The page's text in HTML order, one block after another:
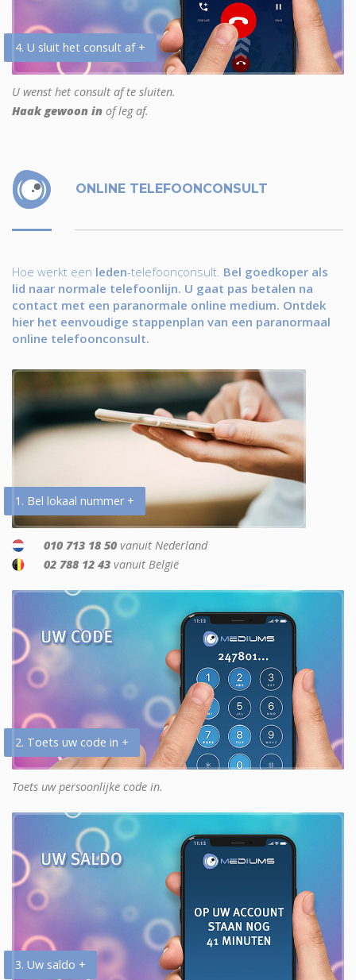
4. U sluit het consult af +
U wenst het consult af te sluiten.
Haak gewoon in of leg af.
ONLINE TELEFOONCONSULT
Hoe werkt een leden-telefoonconsult. Bel goedkoper als
lid naar normale telefoonlijn. U gaat pas betalen na
contact met een paranormale online medium. Ontdek
hier het eenvoudige stappenplan van een paranormaal
online telefoonconsult.
1. Bel lokaal nummer +
010 713 18 50 vanuit Nederland
02 788 12 43 vanuit België
2. Toets uw code in +
Toets uw persoonlijke code in.
3. Uw saldo +